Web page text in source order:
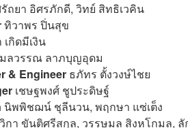
ถยา อิศรภักดี, วิทย์ สิทธิเวคิน
ทิวาพร ปิ่นสุข
เกิดมีเงิน
ลวรรณ ลาภบุญอุดม
& Engineer ธภัทร ตั้งวงษ์ไชย
เชษฐพงศ์ ชูประดิษฐ์
นิพพิชฌน์ ชุลีนวน, พฤกษา แซ่เต็ง
กา ขันติศรีสกุล, วรรษมล สิงหโกมล,